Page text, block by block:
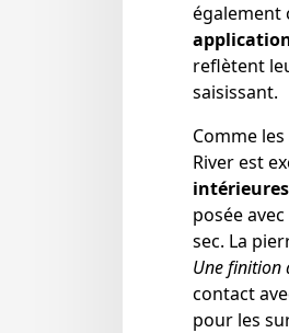
également
reflètent
saisissant.
Comme
River est
intérieures
posée
sec. La
Une finition
contact
pour les